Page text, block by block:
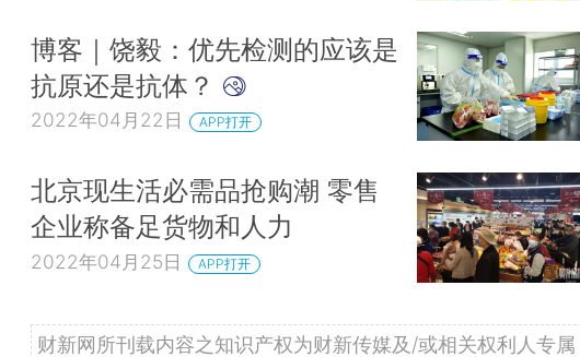
博客｜饶毅：优先检测的应该是
抗原还是抗体？
2022年04月22日 APP打开
北京现生活必需品抢购潮 零售
企业称备足货物和人力
2022年04月25日 APP打开
财新网所刊载内容之知识产权为财新传媒及/或相关权利人专属